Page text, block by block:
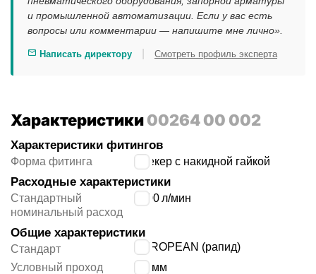
и промышленной автоматизации. Если у вас есть
вопросы или комментарии — напишите мне лично».
Написать директору Смотреть профиль эксперта
Характеристики00264 00 002
Характеристики фитингов
Форма фитинга штекер с накидной гайкой
Расходные характеристики
Стандартный
номинальный расход
2400 л/мин
Общие характеристики
Стандарт
EUROPEAN (рапид)
Условный проход
мм